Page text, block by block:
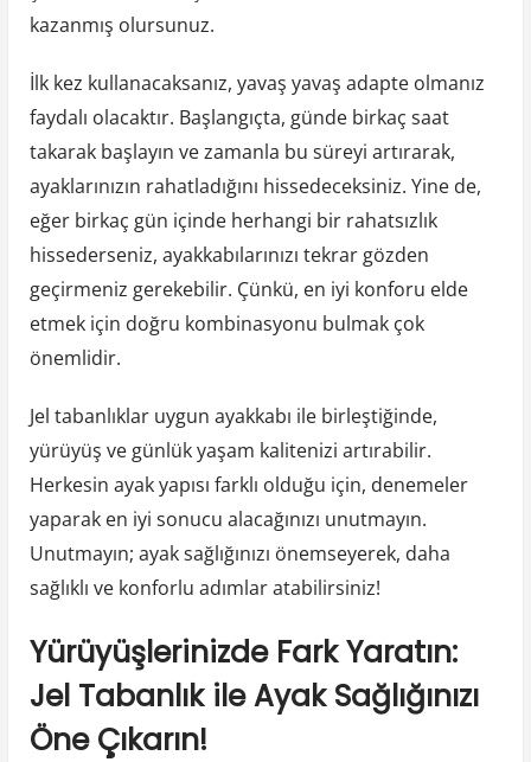
kazanmış olursunuz.
İlk kez kullanacaksanız, yavaş yavaş adapte olmanız
faydalı olacaktır. Başlangıçta, günde birkaç saat
takarak başlayın ve zamanla bu süreyi artırarak,
ayaklarınızın rahatladığını hissedeceksiniz. Yine de,
eğer birkaç gün içinde herhangi bir rahatsızlık
hissederseniz, ayakkabılarınızı tekrar gözden
geçirmeniz gerekebilir. Çünkü, en iyi konforu elde
etmek için doğru kombinasyonu bulmak çok
önemlidir.
Jel tabanlıklar uygun ayakkabı ile birleştiğinde,
yürüyüş ve günlük yaşam kalitenizi artırabilir.
Herkesin ayak yapısı farklı olduğu için, denemeler
yaparak en iyi sonucu alacağınızı unutmayın.
Unutmayın; ayak sağlığınızı önemseyerek, daha
sağlıklı ve konforlu adımlar atabilirsiniz!
Yürüyüşlerinizde Fark Yaratın:
Jel Tabanlık ile Ayak Sağlığınızı
Öne Çıkarın!